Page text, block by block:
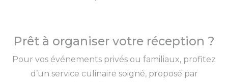
Prêt à organiser votre réception ?
Pour vos événements privés ou familiaux, profitez
d’un service culinaire soigné, proposé par